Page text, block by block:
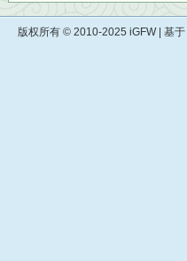
版权所有 © 2010-2025 iGFW | 基于